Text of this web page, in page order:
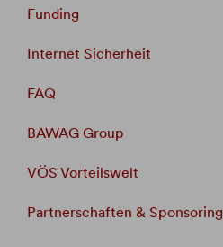
Funding
Internet Sicherheit
FAQ
BAWAG Group
VÖS Vorteilswelt
Partnerschaften & Sponsoring